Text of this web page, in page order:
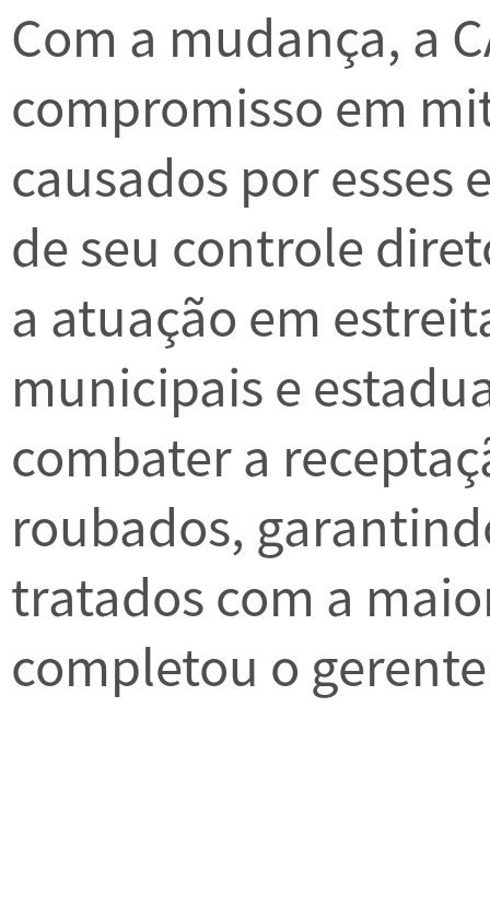
Com a mudança, a
compromisso em
causados por esses
de seu controle
a atuação em
municipais e
combater a
roubados,
tratados com a
completou o